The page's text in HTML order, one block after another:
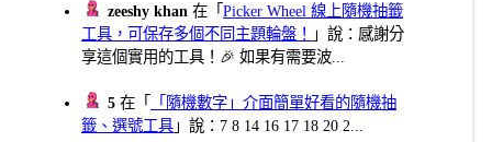
zeeshy khan 在「Picker Wheel 線上隨機抽籤
工具，可保存多個不同主題輪盤！
」說：感謝分
享這個實用的工具！🎉 如果有需要波...
5 在「
「隨機數字」介面簡單好看的隨機抽
籤、選號工具 」說：7 8 14 16 17 18 20 2...